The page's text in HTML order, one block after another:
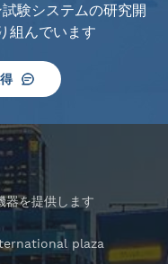
験システムの研究開
組んでいます
器を提供します
plaza